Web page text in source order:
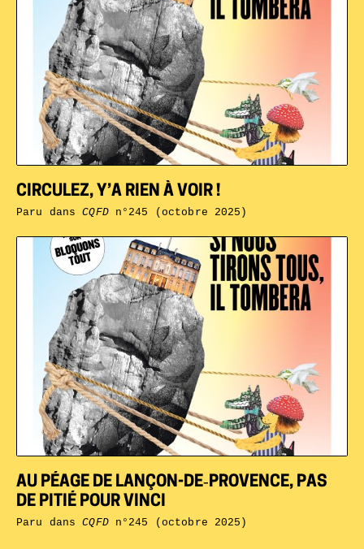
AU PÉAGE DE LANÇON-DE‑PROVENCE, PAS
DE PITIÉ POUR VINCI
Paru dansCQFDn°245 (octobre 2025)
CIRCULEZ, Y’A RIEN À VOIR !
Paru dansCQFDn°245 (octobre 2025)